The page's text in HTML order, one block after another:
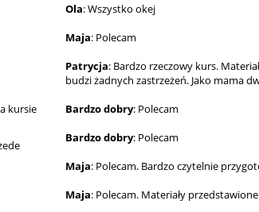
kursie
Ola: Wszystko okej
Maja: Polecam
Patrycja: Bardzo rzeczowy kurs.
budzi żadnych zastrzeżeń. Jako mama
Bardzo dobry: Polecam
Bardzo dobry: Polecam
Maja: Polecam. Bardzo czytelnie
Maja: Polecam. Materiały